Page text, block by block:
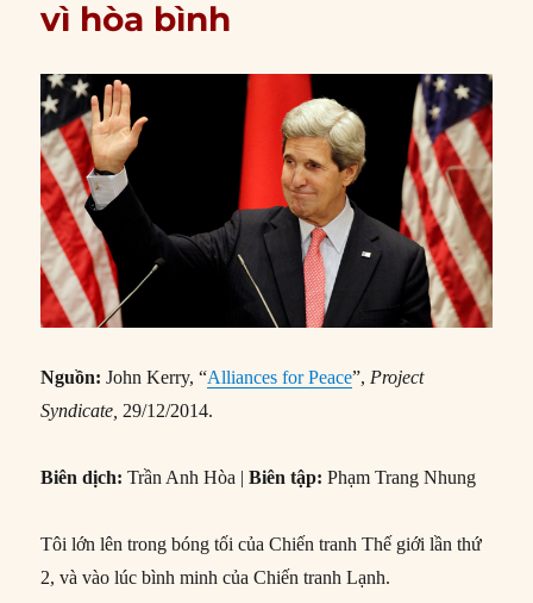
vì hòa bình
Nguồn: John Kerry, “Alliances for Peace”, Project
Syndicate 29/12/2014.
Biên dịch: Trần Anh Hòa |Biên tập: Phạm Trang Nhung
Tôi lớn lên trong bóng tối của Chiến tranh Thế giới lần thứ
2, và vào lúc bình minh của Chiến tranh Lạnh.